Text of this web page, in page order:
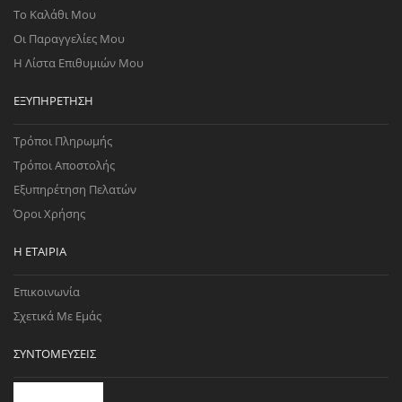
Το Καλάθι Μου
Οι Παραγγελίες Μου
Η Λίστα Επιθυμιών Μου
ΕΞΥΠΗΡΈΤΗΣΗ
Τρόποι Πληρωμής
Τρόποι Αποστολής
Εξυπηρέτηση Πελατών
Όροι Χρήσης
Η ΕΤΑΙΡΊΑ
Επικοινωνία
Σχετικά Με Εμάς
ΣΥΝΤΟΜΕΎΣΕΙΣ